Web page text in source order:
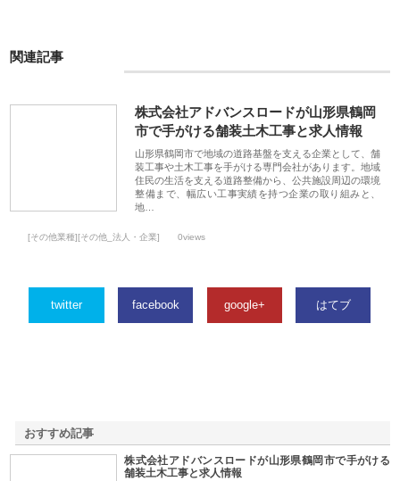
関連記事
株式会社アドバンスロードが山形県鶴岡
市で手がける舗装土木工事と求人情報
山形県鶴岡市で地域の道路基盤を支える企業として、舗
装工事や土木工事を手がける専門会社があります。地域
住民の生活を支える道路整備から、公共施設周辺の環境
整備まで、幅広い工事実績を持つ企業の取り組みと、
地…
[その他業種][その他_法人・企業] 0views
twitter facebook google+ はてブ
おすすめ記事
株式会社アドバンスロードが山形県鶴岡市で手がける
舗装土木工事と求人情報